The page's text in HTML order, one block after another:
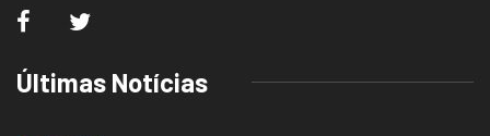
Últimas Notícias